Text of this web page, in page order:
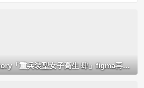
重兵装型女子高生 肆」figma再版开订